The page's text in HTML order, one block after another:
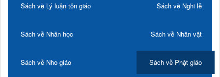
Sách về Lý luận tôn giáo Sách về Nghi lễ
Sách về Nhân học Sách về Nhân vật
Sách về Nho giáo Sách về Phật giáo